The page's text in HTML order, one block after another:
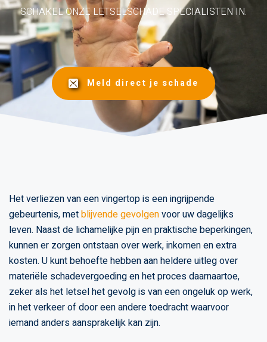
SCHAKEL ONZE LETSELSCHADE SPECIALISTEN IN.
Meld direct je schade
Het verliezen van een vingertop is een ingrijpende
gebeurtenis, metblijvende gevolgenvoor uw dagelijks
leven. Naast de lichamelijke pijn en praktische beperkingen,
kunnen er zorgen ontstaan over werk, inkomen en extra
kosten. U kunt behoefte hebben aan heldere uitleg over
materiële schadevergoeding en het proces daarnaartoe,
zeker als het letsel het gevolg is van een ongeluk op werk,
in het verkeer of door een andere toedracht waarvoor
iemand anders aansprakelijk kan zijn.